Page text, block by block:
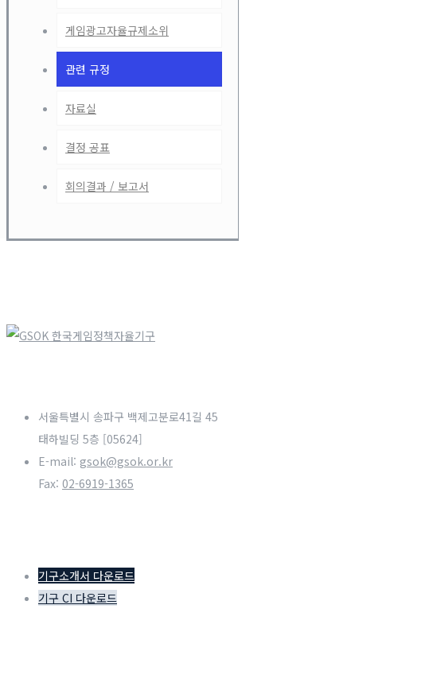
게임광고자율규제소위
관련 규정
자료실
결정 공표
회의결과 / 보고서
서울특별시 송파구 백제고분로41길 45
태하빌딩 5층 [05624]
E-mail: gsok@gsok.or.kr
Fax: 02-6919-1365
기구소개서 다운로드
기구 CI 다운로드